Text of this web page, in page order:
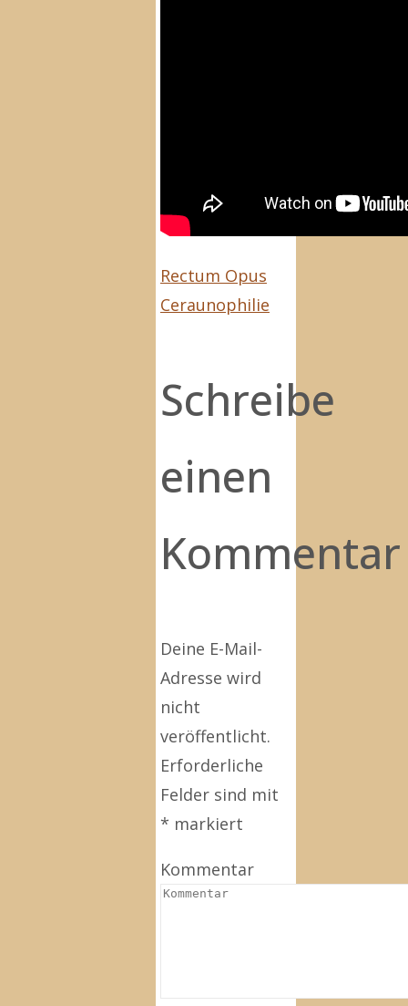
Rectum Opus
Ceraunophilie
Schreibe
einen
Kommentar
Deine E-Mail-
Adresse wird
nicht
veröffentlicht.
Erforderliche
Felder sind mit
* markiert
Kommentar